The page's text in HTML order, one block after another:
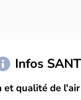
Infos
et qualité de l'air